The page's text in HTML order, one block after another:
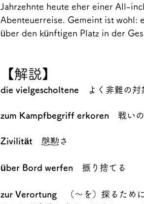
Jahrzehnte heute eher einer All-
Abenteuerreise. Gemeint ist wohl:
über den künftigen Platz in der
【解説】
die vielgescholtene よく非難の対
zum Kampfbegriff erkoren 戦いの
Zivilität 慇懃さ
über Bord werfen 振り捨てる
zur Verortung （～を）探るため